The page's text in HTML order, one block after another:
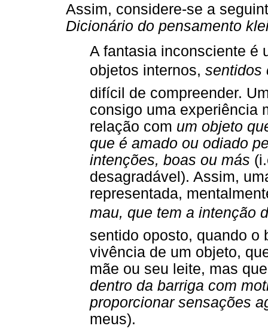
Assim, considere-se a
Dicionário do pensamento
A fantasia inconsciente é
objetos internos, sentidos
difícil de compreender.
consigo uma experiência
relação com um objeto
que é amado ou odiado
intenções, boas ou más
desagradável). Assim,
representada,
mau, que tem a intenção
sentido oposto, quando o
vivência de um objeto,
mãe ou seu leite, mas
dentro da barriga com
proporcionar sensações
meus).